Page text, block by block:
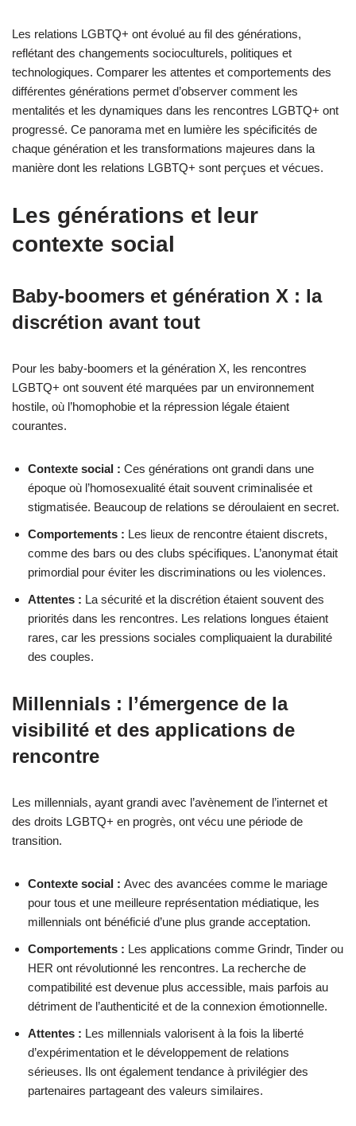
Les relations LGBTQ+ ont évolué au fil des générations,
reflétant des changements socioculturels, politiques et
technologiques. Comparer les attentes et comportements des
différentes générations permet d’observer comment les
mentalités et les dynamiques dans les rencontres LGBTQ+ ont
progressé. Ce panorama met en lumière les spécificités de
chaque génération et les transformations majeures dans la
manière dont les relations LGBTQ+ sont perçues et vécues.
Les générations et leur
contexte social
Baby-boomers et génération X : la
discrétion avant tout
Pour les baby-boomers et la génération X, les rencontres
LGBTQ+ ont souvent été marquées par un environnement
hostile, où l’homophobie et la répression légale étaient
courantes.
Contexte social : Ces générations ont grandi dans une
époque où l’homosexualité était souvent criminalisée et
stigmatisée. Beaucoup de relations se déroulaient en secret.
Comportements : Les lieux de rencontre étaient discrets,
comme des bars ou des clubs spécifiques. L’anonymat était
primordial pour éviter les discriminations ou les violences.
Attentes : La sécurité et la discrétion étaient souvent des
priorités dans les rencontres. Les relations longues étaient
rares, car les pressions sociales compliquaient la durabilité
des couples.
Millennials : l’émergence de la
visibilité et des applications de
rencontre
Les millennials, ayant grandi avec l’avènement de l’internet et
des droits LGBTQ+ en progrès, ont vécu une période de
transition.
Contexte social : Avec des avancées comme le mariage
pour tous et une meilleure représentation médiatique, les
millennials ont bénéficié d’une plus grande acceptation.
Comportements : Les applications comme Grindr, Tinder ou
HER ont révolutionné les rencontres. La recherche de
compatibilité est devenue plus accessible, mais parfois au
détriment de l’authenticité et de la connexion émotionnelle.
Attentes : Les millennials valorisent à la fois la liberté
d’expérimentation et le développement de relations
sérieuses. Ils ont également tendance à privilégier des
partenaires partageant des valeurs similaires.